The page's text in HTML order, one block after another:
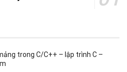
trong C/C++ – lập trình C –